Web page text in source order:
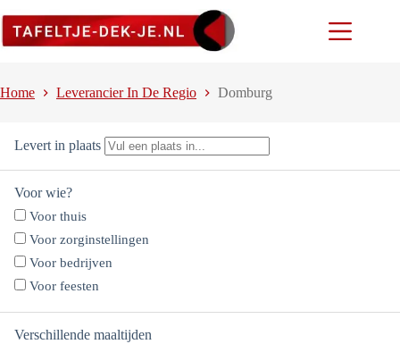
naar
Home Leverancier In De Regio Domburg
Levert in plaats
Voor wie?
Voor thuis
Voor zorginstellingen
Voor bedrijven
Voor feesten
Verschillende maaltijden